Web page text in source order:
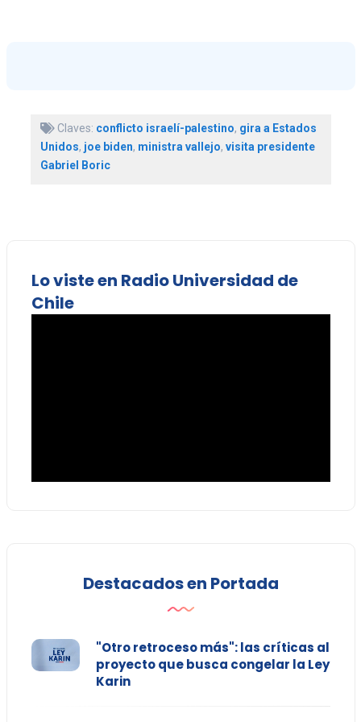
Claves: conflicto israelí-palestino, gira a Estados
Unidos, joe biden, ministra vallejo, visita presidente
Gabriel Boric
Lo viste en Radio Universidad de
Chile
Destacados en Portada
"Otro retroceso más": las críticas al
proyecto que busca congelar la Ley
Karin